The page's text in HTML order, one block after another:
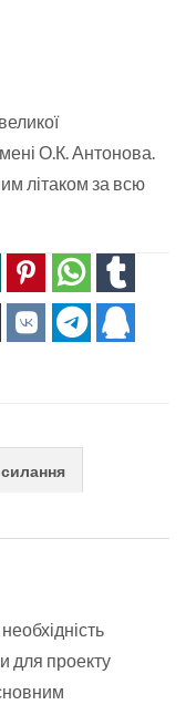
О.К. Антонова.
літаком за всю
для проекту